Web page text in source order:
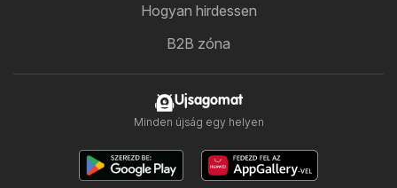
Hogyan hirdessen
B2B zóna
Ujsagomat
Minden újság egy helyen